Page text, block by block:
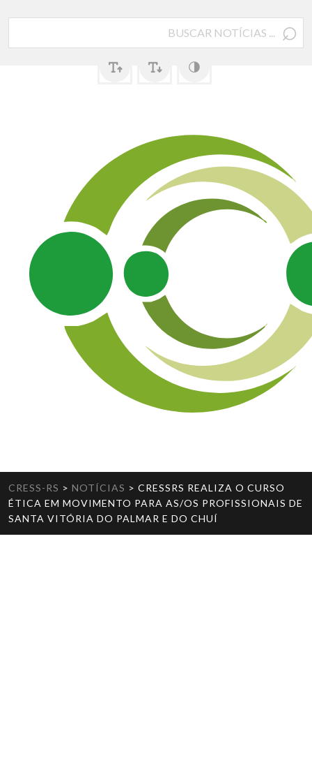
⌕
CRESS-RS > NOTÍCIAS > CRESSRS REALIZA O CURSO
ÉTICA EM MOVIMENTO PARA AS/OS PROFISSIONAIS DE
SANTA VITÓRIA DO PALMAR E DO CHUÍ